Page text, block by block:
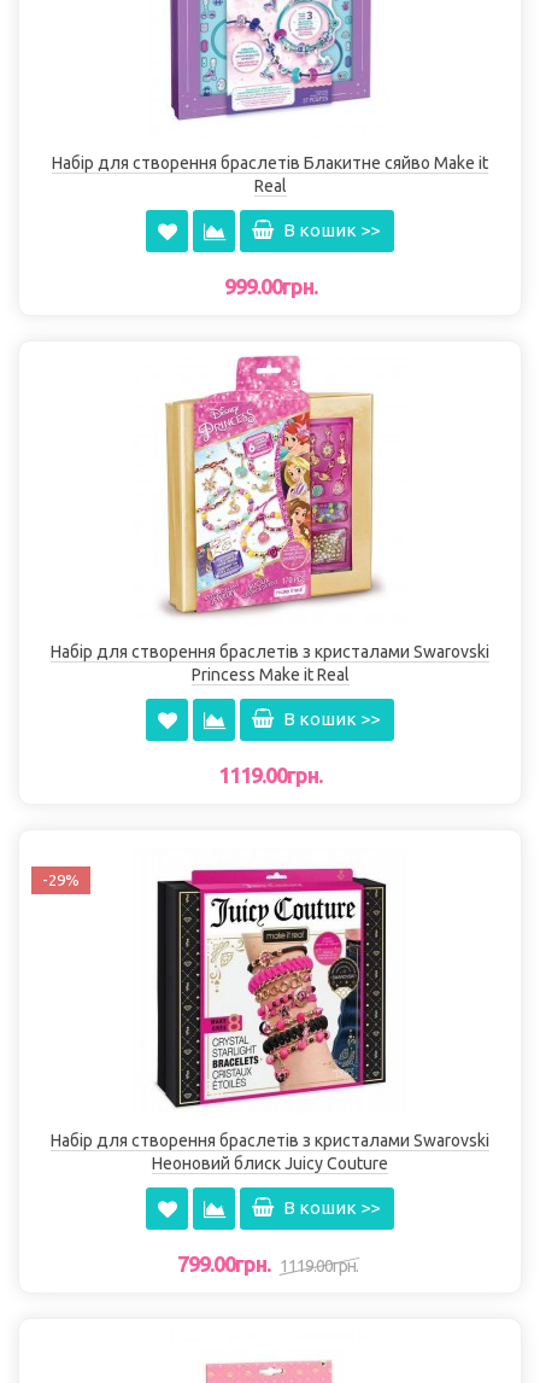
Набір для створення браслетів Блакитне сяйво Make it
Real
В кошик >>
999.00грн.
Набір для створення браслетів з кристалами Swarovski
Princess Make it Real
В кошик >>
1119.00грн.
-29%
Набір для створення браслетів з кристалами Swarovski
Неоновий блиск Juicy Couture
В кошик >>
799.00грн. 1119.00грн.